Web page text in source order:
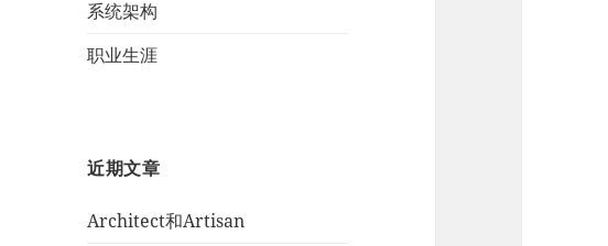
系统架构
职业生涯
近期文章
Architect和Artisan